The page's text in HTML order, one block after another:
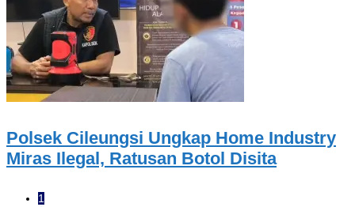
Polsek Cileungsi Ungkap Home Industry
Miras Ilegal, Ratusan Botol Disita
1